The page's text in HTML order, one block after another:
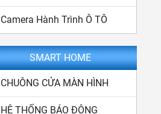
Camera Hành Trình Ô TÔ
SMART HOME
CHUÔNG CỬA MÀN HÌNH
HỆ THỐNG BÁO ĐỘNG